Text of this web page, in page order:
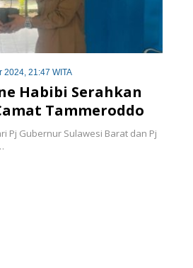
2024, 21:47 WITA
Habibi Serahkan
Tammeroddo
Pj Gubernur Sulawesi Barat dan Pj